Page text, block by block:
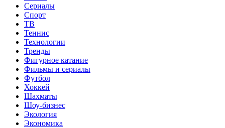
Сериалы
Спорт
ТВ
Теннис
Технологии
Тренды
Фигурное катание
Фильмы и сериалы
Футбол
Хоккей
Шахматы
Шоу-бизнес
Экология
Экономика